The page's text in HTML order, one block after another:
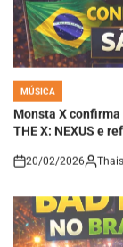
POSTED
IN
Monsta X confirma
THE X: NEXUS e
on